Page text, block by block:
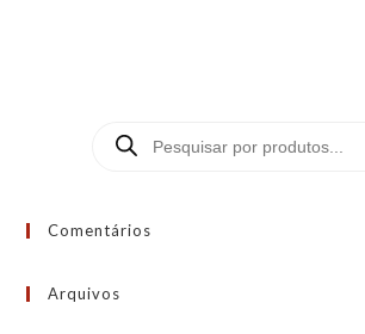
Comentários
Arquivos